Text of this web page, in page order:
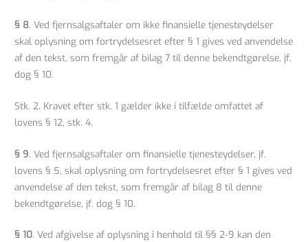
§ 8. Ved fjernsalgsaftaler om ikke finansielle tjenesteydelser
skal oplysning om fortrydelsesret efter § 1 gives ved anvendelse
af den tekst, som fremgår af bilag 7 til denne bekendtgørelse, jf.
dog § 10.
Stk. 2. Kravet efter stk. 1 gælder ikke i tilfælde omfattet af
lovens § 12, stk. 4.
§ 9. Ved fjernsalgsaftaler om finansielle tjenesteydelser, jf.
lovens § 5, skal oplysning om fortrydelsesret efter § 1 gives ved
anvendelse af den tekst, som fremgår af bilag 8 til denne
bekendtgørelse, jf. dog § 10.
§ 10. Ved afgivelse af oplysning i henhold til §§ 2-9 kan den